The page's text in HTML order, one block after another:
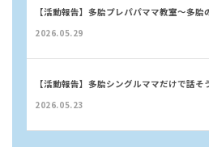
【活動報告】多胎プレパパママ教室〜多
2026.05.29
【活動報告】多胎シングルママだけで話そ
2026.05.23